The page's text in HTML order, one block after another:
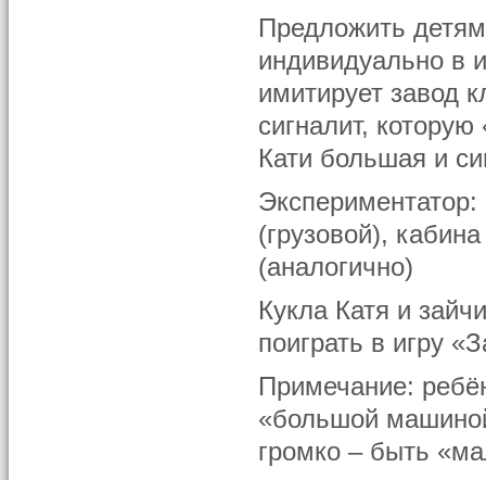
Предложить
индивидуально в
имитирует завод
сигналит,
Кати большая и
(грузовой),
(аналогично)
Кукла Катя и
поиграть в игру
Примечание:
«большой
громко – быть